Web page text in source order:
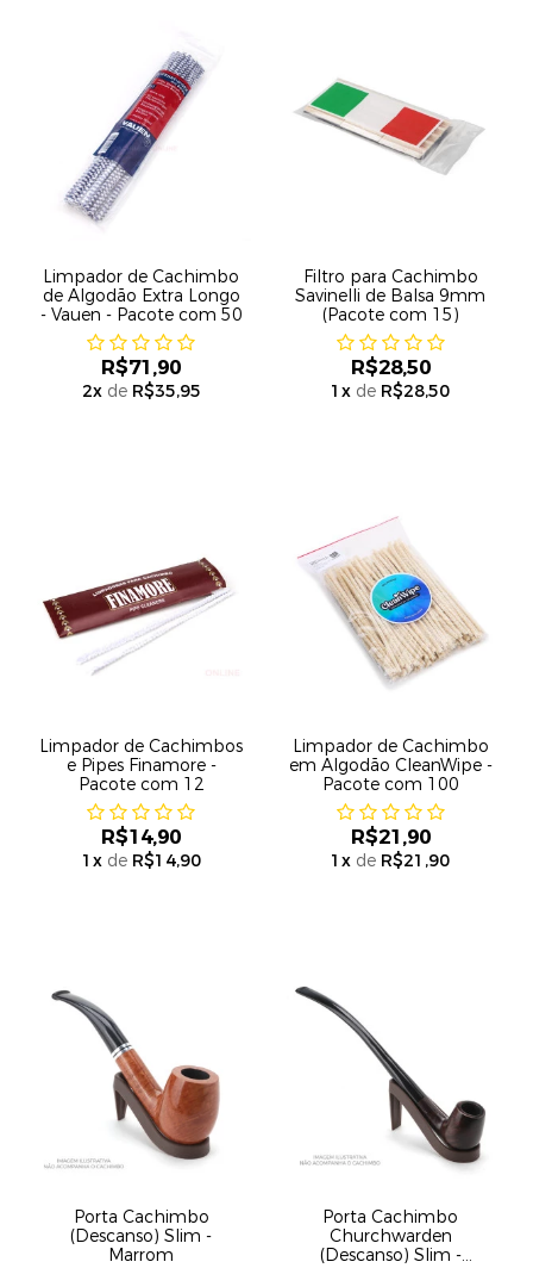
Limpador de Cachimbo
de Algodão Extra Longo
- Vauen - Pacote com 50
R$71,90
2xde R$35,95
Filtro para Cachimbo
Savinelli de Balsa 9mm
(Pacote com 15)
R$28,50
1x de R$28,50
Limpador de Cachimbos
e Pipes Finamore -
Pacote com 12
R$14,90
1 xde R$14,90
Limpador de Cachimbo
em Algodão CleanWipe -
Pacote com 100
R$21,90
1x de R$21,90
Porta Cachimbo
(Descanso) Slim -
Marrom
Porta Cachimbo
Churchwarden
(Descanso) Slim -